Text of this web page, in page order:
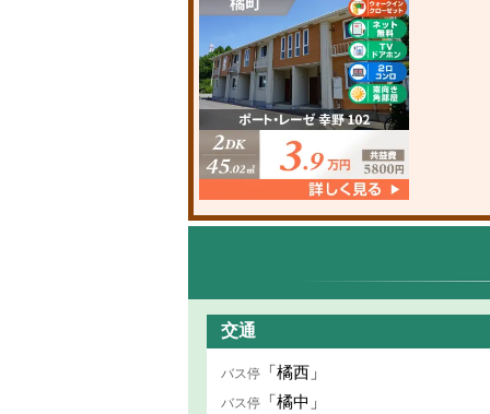
交通
バス停 「橘西」
バス停 「橘中」